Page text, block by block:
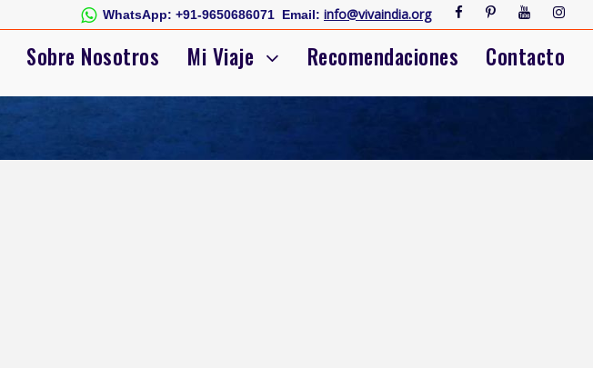
WhatsApp: +91-9650686071 Email: info@vivaindia.org
Sobre Nosotros Mi Viaje Recomendaciones Contacto